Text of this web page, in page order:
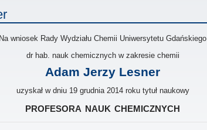
Na wniosek Rady Wydziału Chemii Uniwersytetu Gdańskiego
dr hab. nauk chemicznych w zakresie chemii
Adam Jerzy Lesner
uzyskał w dniu 19 grudnia 2014 roku tytuł naukowy
profesora nauk chemicznych